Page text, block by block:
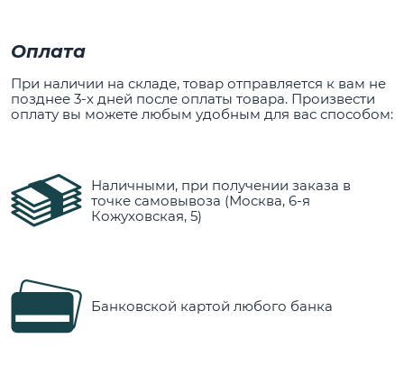
Оплата
При наличии на складе, товар отправляется к вам не
позднее 3-х дней после оплаты товара. Произвести
оплату вы можете любым удобным для вас способом:
Наличными, при получении заказа в
точке самовывоза (Москва, 6-я
Кожуховская, 5)
Банковской картой любого банка